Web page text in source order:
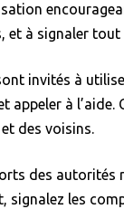
et à signaler
invités à
à
des voisins.
des autorités
les